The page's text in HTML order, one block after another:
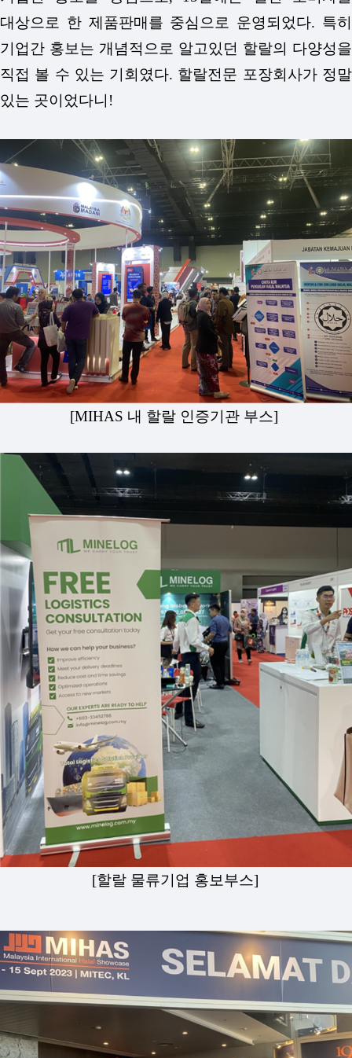
대상으로 한 제품판매를 중심으로 운영되었다. 특히
기업간 홍보는 개념적으로 알고있던 할랄의 다양성을
직접 볼 수 있는 기회였다. 할랄전문 포장회사가 정말
있는 곳이었다니!
[MIHAS 내 할랄 인증기관 부스]
[할랄 물류기업 홍보부스]